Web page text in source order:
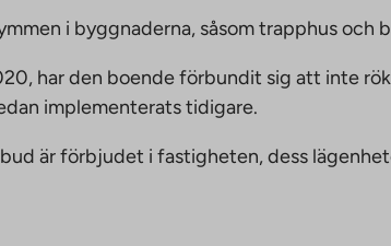
i byggnaderna, såsom trapphus och
har den boende förbundit sig att inte
implementerats tidigare.
är förbjudet i fastigheten, dess